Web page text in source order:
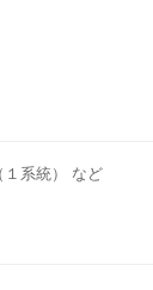
１系統） など